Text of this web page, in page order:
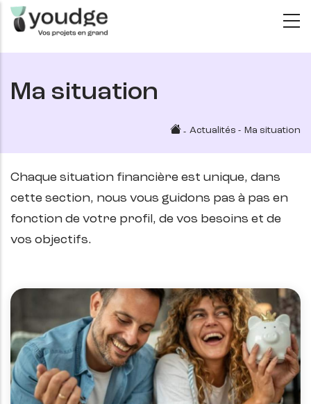
Aller
au
contenu
Ma situation
- Actualités - Ma situation
Chaque situation financière est unique, dans
cette section, nous vous guidons pas à pas en
fonction de votre profil, de vos besoins et de
vos objectifs.